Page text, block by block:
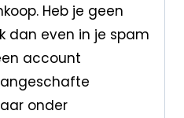
Heb je geen
dan even in je spam
account
onder